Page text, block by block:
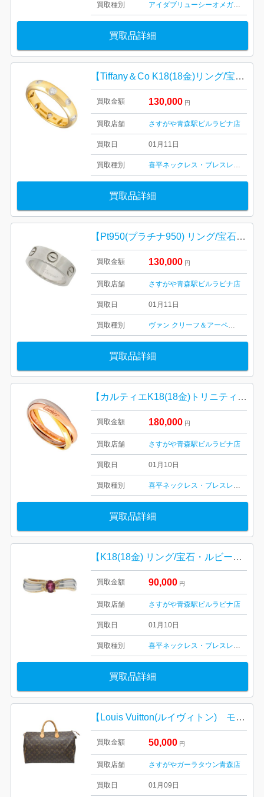
買取種別 アイダブリューシーオメガ腕時計
買取品詳細
【Tiffany＆Co K18(18金)リング/宝石・ダイヤモンド・貴金属・アクセサリー・メンズ・レディース】ティファニー
買取金額 130,000 円
買取店舗 さすがや青森駅ビルラビナ店
買取日 01月11日
買取種別 喜平ネックレス・ブレスレット
買取品詳細
【Pt950(プラチナ950) リング/宝石・カルティエ・貴金属・アクセサリー・メンズ・レディース】Cartier ブランド ジュエリー
買取金額 130,000 円
買取店舗 さすがや青森駅ビルラビナ店
買取日 01月11日
買取種別 ヴァン クリーフ＆アーペル
買取品詳細
【カルティエK18(18金)トリニティリング/宝石・スモールサイズ・貴金属・アクセサリー・メンズ・レディース】Cartier K18 WG ホワイトゴールド K18PG ピンクゴールド
買取金額 180,000 円
買取店舗 さすがや青森駅ビルラビナ店
買取日 01月10日
買取種別 喜平ネックレス・ブレスレット
買取品詳細
【K18(18金) リング/宝石・ルビー・貴金属・アクセサリー・メンズ・レディース】
買取金額 90,000 円
買取店舗 さすがや青森駅ビルラビナ店
買取日 01月10日
買取種別 喜平ネックレス・ブレスレット
買取品詳細
【Louis Vuitton(ルイヴィトン) モノグラム・キャンバス/ボストン/キーポル40/ハイブランド・バッグ・メンズ・レディース】M41522
買取金額 50,000 円
買取店舗 さすがやガーラタウン青森店
買取日 01月09日